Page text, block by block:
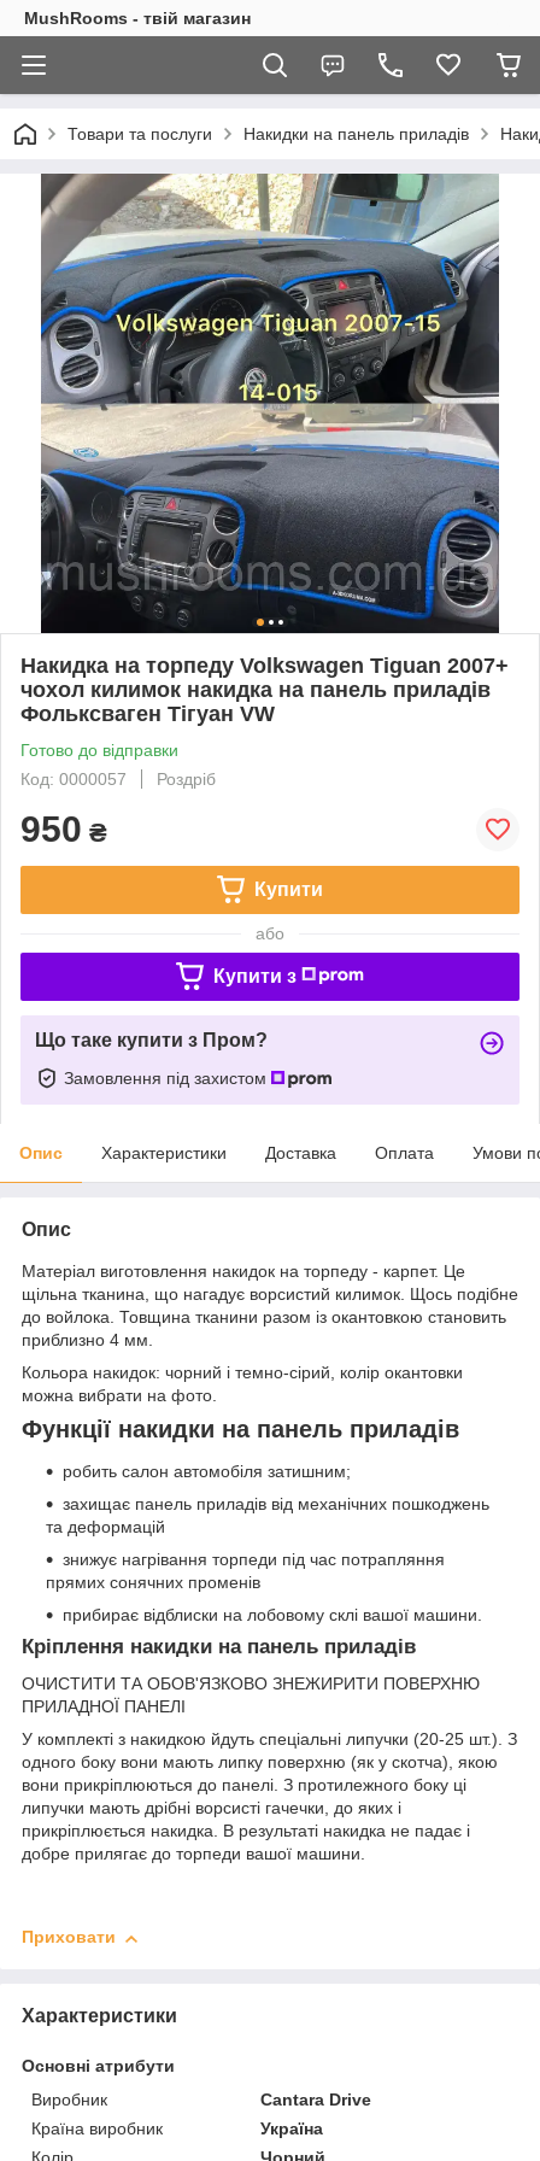
MushRooms - твій магазин
Товари та послуги Накидки на панель приладів
Накидка на торпеду Volkswagen Tiguan 2007+
чохол килимок накидка на панель приладів
Фольксваген Тігуан VW
Готово до відправки
Код: 0000057
Роздріб
950 ₴
Купити
або
Купити з
Що таке купити з Пром?
Замовлення під захистом
Опис Характеристики Доставка Оплата Умови
Опис
Матеріал виготовлення накидок на торпеду - карпет. Це
щільна тканина, що нагадує ворсистий килимок. Щось подібне
до войлока. Товщина тканини разом із окантовкою становить
приблизно 4 мм.
Кольора накидок: чорний і темно-сірий, колір окантовки
можна вибрати на фото.
Функції накидки на панель приладів
робить салон автомобіля затишним;
захищає панель приладів від механічних пошкоджень
та деформацій
знижує нагрівання торпеди під час потрапляння
прямих сонячних променів
прибирає відблиски на лобовому склі вашої машини.
Кріплення накидки на панель приладів
ОЧИСТИТИ ТА ОБОВ'ЯЗКОВО ЗНЕЖИРИТИ ПОВЕРХНЮ
ПРИЛАДНОЇ ПАНЕЛІ
У комплекті з накидкою йдуть спеціальні липучки (20-25 шт.). З
одного боку вони мають липку поверхню (як у скотча), якою
вони прикріплюються до панелі. З протилежного боку ці
липучки мають дрібні ворсисті гачечки, до яких і
прикріплюється накидка. В результаті накидка не падає і
добре прилягає до торпеди вашої машини.
Приховати
Характеристики
Основні атрибути
Виробник
Cantara Drive
Країна виробник
Україна
Колір
Чорний